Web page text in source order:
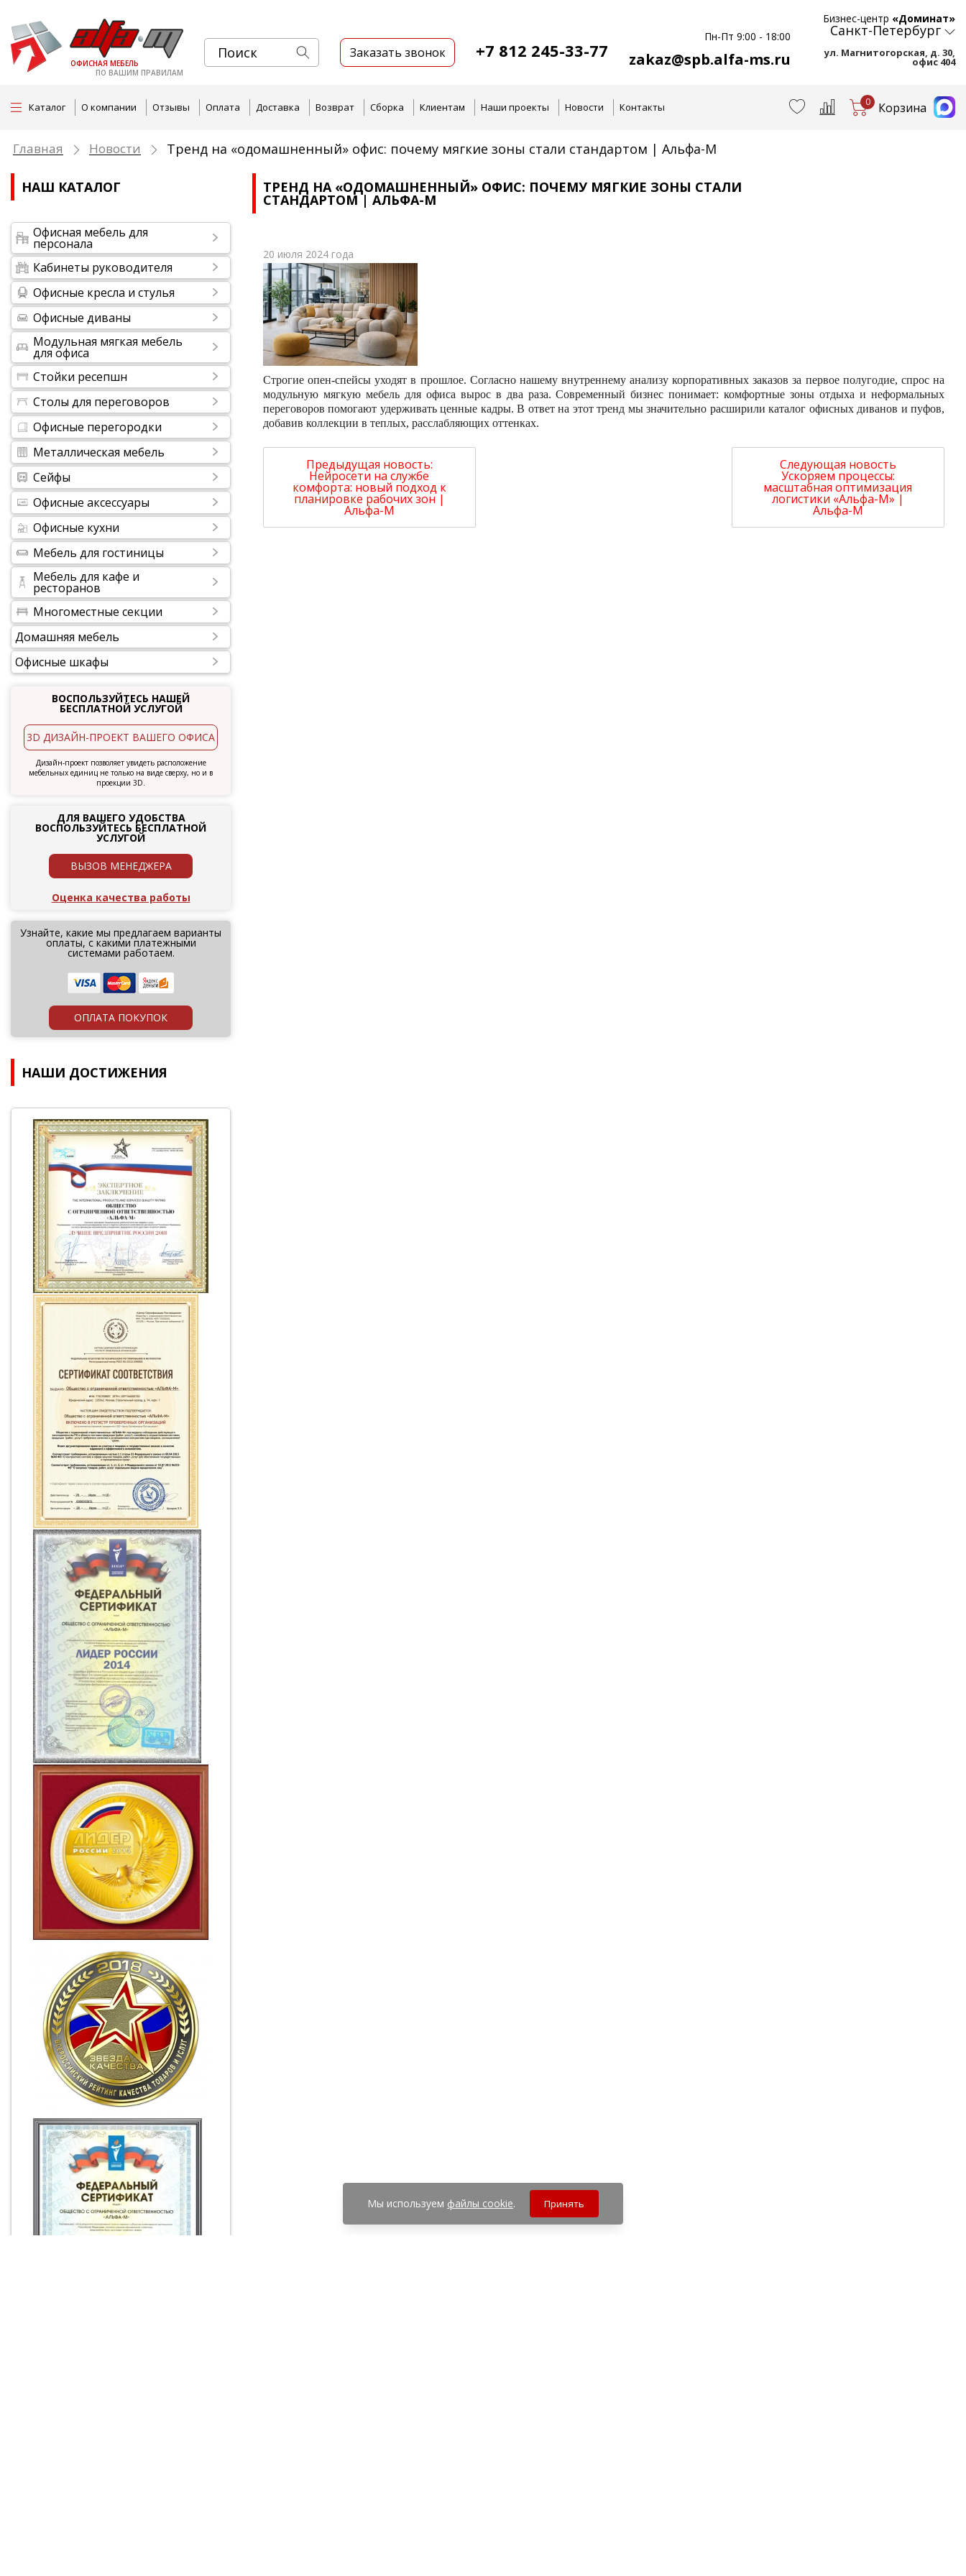
ОФИСНАЯ МЕБЕЛЬ
ПО ВАШИМ ПРАВИЛАМ
Заказать звонок +7 812 245-33-77
Пн-Пт 9:00 - 18:00
zakaz@spb.alfa-ms.ru
Бизнес-центр «Доминат»
Санкт-Петербург
ул. Магнитогорская, д. 30,
офис 404
Каталог О компании Отзывы Оплата Доставка Возврат Сборка Клиентам Наши проекты Новости Контакты 0 Корзина
Главная Новости Тренд на «одомашненный» офис: почему мягкие зоны стали стандартом | Альфа-М
НАШ КАТАЛОГ
Офисная мебель для
персонала
Кабинеты руководителя
Офисные кресла и стулья
Офисные диваны
Модульная мягкая мебель
для офиса
Стойки ресепшн
Столы для переговоров
Офисные перегородки
Металлическая мебель
Сейфы
Офисные аксессуары
Офисные кухни
Мебель для гостиницы
Мебель для кафе и
ресторанов
Многоместные секции
Домашняя мебель
Офисные шкафы
ВОСПОЛЬЗУЙТЕСЬ НАШЕЙ
БЕСПЛАТНОЙ УСЛУГОЙ
3D ДИЗАЙН-ПРОЕКТ ВАШЕГО ОФИСА
Дизайн-проект позволяет увидеть расположение
мебельных единиц не только на виде сверху, но и в
проекции 3D.
ДЛЯ ВАШЕГО УДОБСТВА
ВОСПОЛЬЗУЙТЕСЬ БЕСПЛАТНОЙ
УСЛУГОЙ
ВЫЗОВ МЕНЕДЖЕРА
Оценка качества работы
Узнайте, какие мы предлагаем варианты
оплаты, с какими платежными
системами работаем.
ОПЛАТА ПОКУПОК
НАШИ ДОСТИЖЕНИЯ
ТРЕНД НА «ОДОМАШНЕННЫЙ» ОФИС: ПОЧЕМУ МЯГКИЕ ЗОНЫ СТАЛИ
СТАНДАРТОМ | АЛЬФА-М
20 июля 2024 года
Строгие опен-спейсы уходят в прошлое. Согласно нашему внутреннему анализу корпоративных заказов за первое полугодие, спрос на
модульную мягкую мебель для офиса вырос в два раза. Современный бизнес понимает: комфортные зоны отдыха и неформальных
переговоров помогают удерживать ценные кадры. В ответ на этот тренд мы значительно расширили каталог офисных диванов и пуфов,
добавив коллекции в теплых, расслабляющих оттенках.
Предыдущая новость:
Нейросети на службе
комфорта: новый подход к
планировке рабочих зон |
Альфа-М
Следующая новость
Ускоряем процессы:
масштабная оптимизация
логистики «Альфа-М» |
Альфа-М
Мы используем файлы cookie. Принять